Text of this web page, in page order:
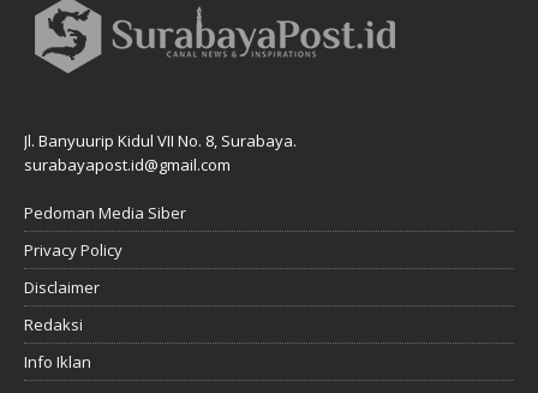
Jl. Banyuurip Kidul VII No. 8, Surabaya.
surabayapost.id@gmail.com
Pedoman Media Siber
Privacy Policy
Disclaimer
Redaksi
Info Iklan